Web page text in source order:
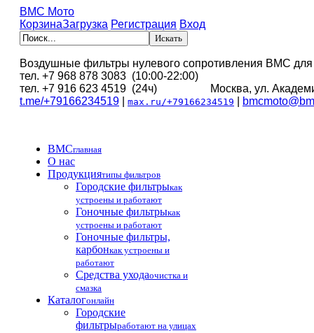
BMC Мото
КорзинаЗагрузка Регистрация Вход
Воздушные фильтры нулевого сопротивления BMC
тел. +7 968 878 3083 (10:00-22:00)
тел. +7 916 623 4519 (24ч) Москва, ул.
t.me/+79166234519
max.ru/+79166234519
BMCглавная
О нас
Продукциятипы фильтров
Городские фильтрыкак
устроены и работают
Гоночные фильтрыкак
устроены и работают
Гоночные фильтры,
карбонкак устроены и
работают
Средства уходаочистка и
смазка
Каталогонлайн
Городские
фильтрыработают на улицах